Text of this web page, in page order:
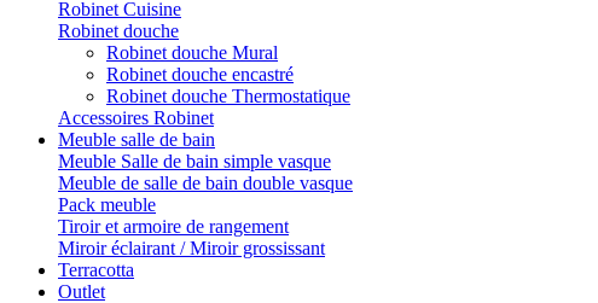
Robinet Cuisine
Robinet douche
Robinet douche Mural
Robinet douche encastré
Robinet douche Thermostatique
Accessoires Robinet
Meuble salle de bain
Meuble Salle de bain simple vasque
Meuble de salle de bain double vasque
Pack meuble
Tiroir et armoire de rangement
Miroir éclairant / Miroir grossissant
Terracotta
Outlet